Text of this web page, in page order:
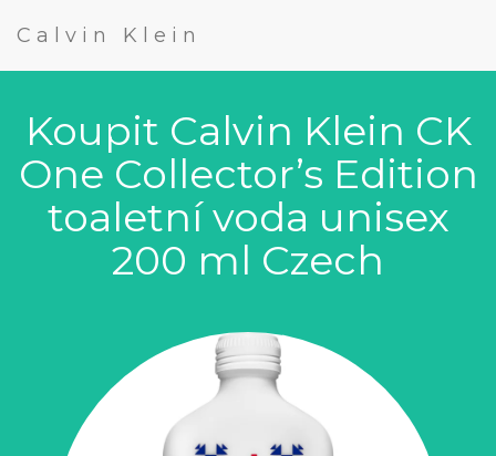
Calvin Klein
Koupit Calvin Klein CK
One Collector’s Edition
toaletní voda unisex
200 ml Czech